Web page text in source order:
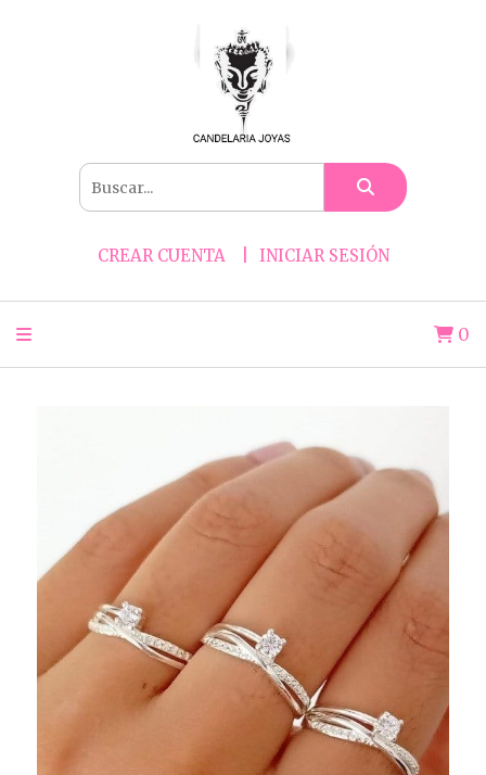
CREAR CUENTA INICIAR SESIÓN
0